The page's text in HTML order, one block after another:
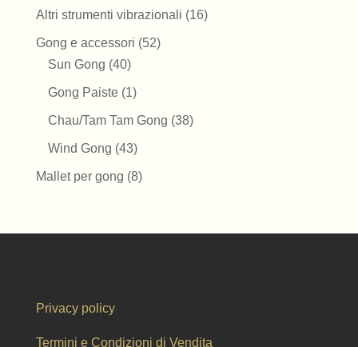
prodotti
Altri strumenti vibrazionali 1616
Gong e accessori 5252
Sun Gong 4040
prodotti
Gong Paiste 11
prodotto
Chau/Tam Tam Gong 3838
Wind Gong 4343
prodotti
Mallet per gong 88
Privacy policy
Termini e Condizioni di Vendita